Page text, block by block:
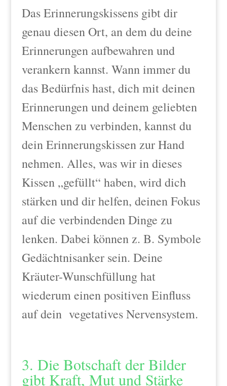
Das Erinnerungskissens gibt dir
genau diesen Ort, an dem du deine
Erinnerungen aufbewahren und
verankern kannst. Wann immer du
das Bedürfnis hast, dich mit deinen
Erinnerungen und deinem geliebten
Menschen zu verbinden, kannst du
dein Erinnerungskissen zur Hand
nehmen. Alles, was wir in dieses
Kissen „gefüllt“ haben, wird dich
stärken und dir helfen, deinen Fokus
auf die verbindenden Dinge zu
lenken. Dabei können z. B. Symbole
Gedächtnisanker sein. Deine
Kräuter-Wunschfüllung hat
wiederum einen positiven Einfluss
auf dein vegetatives Nervensystem.
3. Die Botschaft der Bilder
gibt Kraft, Mut und Stärke